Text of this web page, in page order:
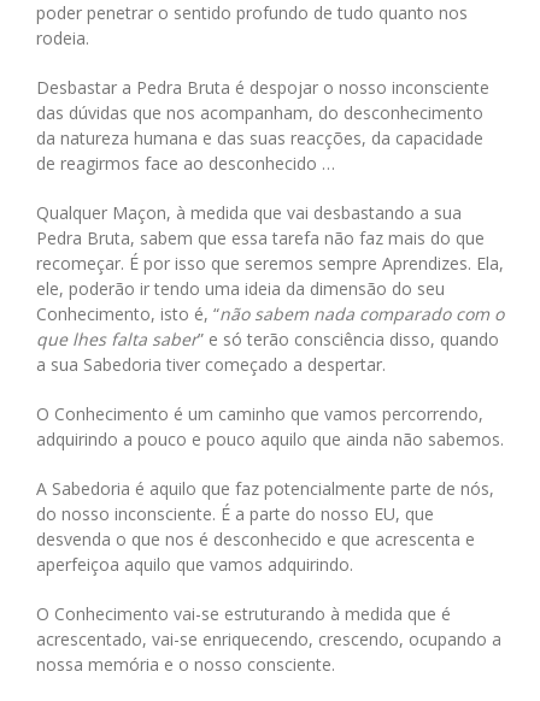
poder penetrar o sentido profundo de tudo quanto nos
rodeia.
Desbastar a Pedra Bruta é despojar o nosso inconsciente
das dúvidas que nos acompanham, do desconhecimento
da natureza humana e das suas reacções, da capacidade
de reagirmos face ao desconhecido …
Qualquer Maçon, à medida que vai desbastando a sua
Pedra Bruta, sabem que essa tarefa não faz mais do que
recomeçar. É por isso que seremos sempre Aprendizes. Ela,
ele, poderão ir tendo uma ideia da dimensão do seu
Conhecimento, isto é, “não sabem nada comparado com o
que lhes falta saber” e só terão consciência disso, quando
a sua Sabedoria tiver começado a despertar.
O Conhecimento é um caminho que vamos percorrendo,
adquirindo a pouco e pouco aquilo que ainda não sabemos.
A Sabedoria é aquilo que faz potencialmente parte de nós,
do nosso inconsciente. É a parte do nosso EU, que
desvenda o que nos é desconhecido e que acrescenta e
aperfeiçoa aquilo que vamos adquirindo.
O Conhecimento vai-se estruturando à medida que é
acrescentado, vai-se enriquecendo, crescendo, ocupando a
nossa memória e o nosso consciente.